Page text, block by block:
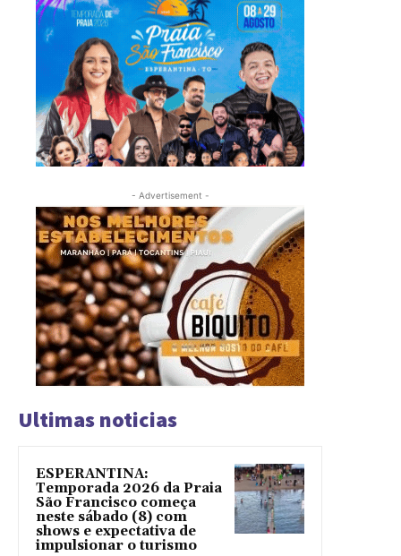
- Advertisement -
Ultimas noticias
ESPERANTINA:
Temporada 2026 da Praia
São Francisco começa
neste sábado (8) com
shows e expectativa de
impulsionar o turismo